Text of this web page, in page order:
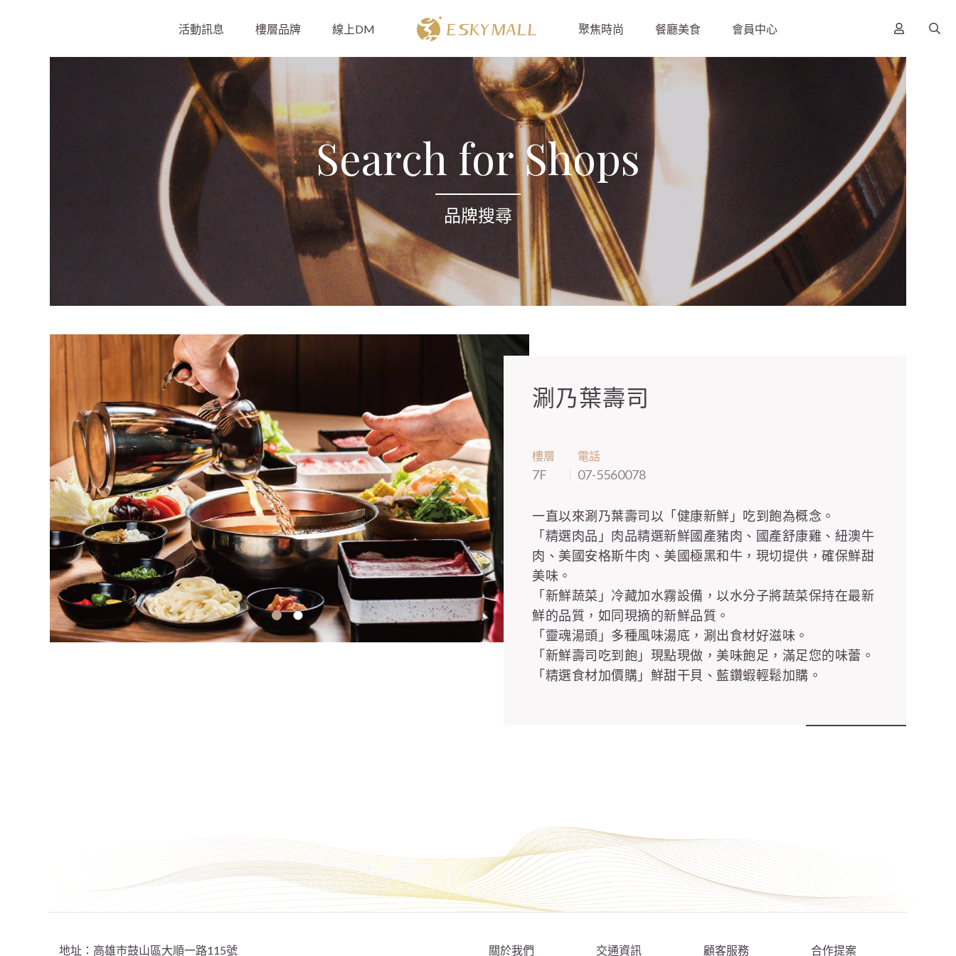
活動訊息 樓層品牌 線上DM 聚焦時尚 餐廳美食 會員中心
Search for Shops
品牌搜尋
涮乃葉壽司
樓層
7F
電話
07-5560078
一直以來涮乃葉壽司以「健康新鮮」吃到飽為概念。
「精選肉品」肉品精選新鮮國產豬肉、國產舒康雞、紐澳牛
肉、美國安格斯牛肉、美國極黑和牛，現切提供，確保鮮甜
美味。
「新鮮蔬菜」冷藏加水霧設備，以水分子將蔬菜保持在最新
鮮的品質，如同現摘的新鮮品質。
「靈魂湯頭」多種風味湯底，涮出食材好滋味。
「新鮮壽司吃到飽」現點現做，美味飽足，滿足您的味蕾。
「精選食材加價購」鮮甜干貝、藍鑽蝦輕鬆加購。
地址：高雄巿鼓山區大順一路115號 關於我們 交通資訊 顧客服務 合作提案